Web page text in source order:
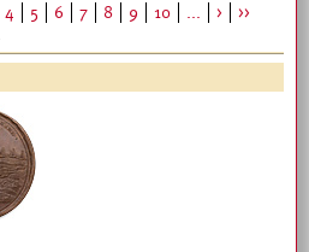
4 5 6 7 8 9 10 ... >
>>